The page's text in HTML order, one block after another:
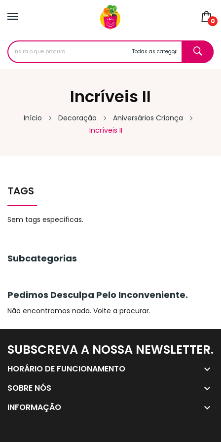
0
Incríveis II
Início Decoração
Aniversários Criança
Incríveis II
TAGS
Sem tags especificas.
Subcategorias
Pedimos Desculpa Pelo Inconveniente.
Não encontramos nada. Volte a procurar.
SUBSCREVA A NOSSA NEWSLETTER.
keyboard_arrow_down
HORÁRIO DE FUNCIONAMENTO keyboard_arrow_down
SOBRE NÓS keyboard_arrow_down
INFORMAÇÃO keyboard_arrow_down